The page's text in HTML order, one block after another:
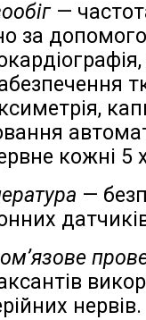
—
за
кожні 5
—
нервів.